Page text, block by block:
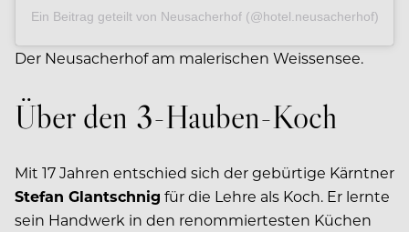
Ein Beitrag geteilt von Neusacherhof (@hotel.neusacherhof)
Der Neusacherhof am malerischen Weissensee.
Über den 3-Hauben-Koch
Mit 17 Jahren entschied sich der gebürtige Kärntner
Stefan Glantschnig für die Lehre als Koch. Er lernte
sein Handwerk in den renommiertesten Küchen